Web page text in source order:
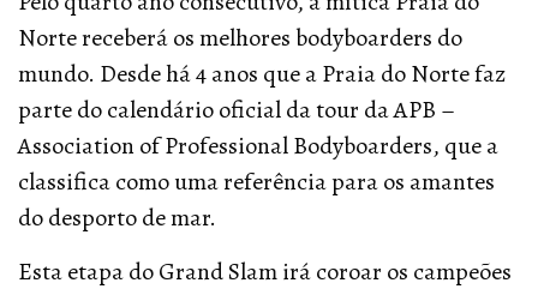
Norte receberá os melhores bodyboarders do
mundo. Desde há 4 anos que a Praia do Norte faz
parte do calendário oficial da tour da APB –
Association of Professional Bodyboarders, que a
classifica como uma referência para os amantes
do desporto de mar.
Esta etapa do Grand Slam irá coroar os campeões